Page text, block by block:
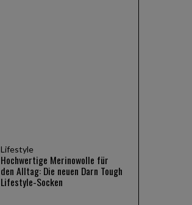
Lifestyle
Hochwertige Merinowolle für
den Alltag: Die neuen Darn Tough
Lifestyle-Socken